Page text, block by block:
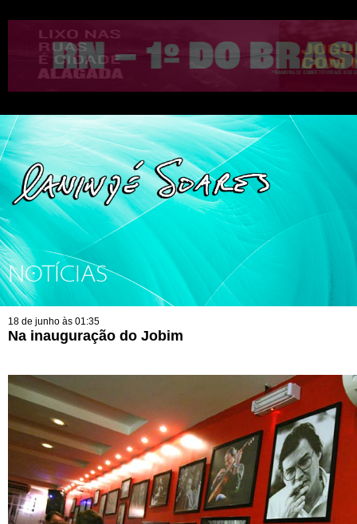
NOTÍCIAS
18 de junho às 01:35
Na inauguração do Jobim